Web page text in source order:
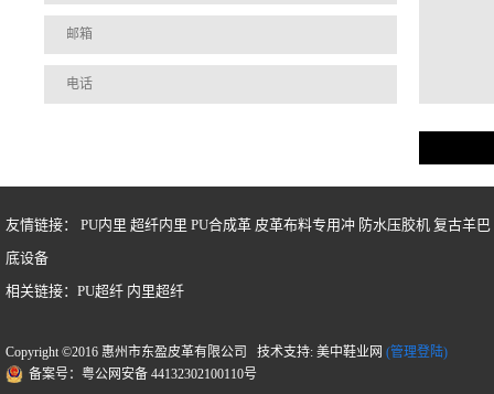
友情链接： PU内里 超纤内里 PU合成革 皮革布料专用冲 防水压胶机 复古羊巴
底设备
相关链接： PU超纤 内里超纤
Copyright ©2016 惠州市东盈皮革有限公司 技术支持: 美中鞋业网 (管理登陆)
备案号：粤公网安备 44132302100110号